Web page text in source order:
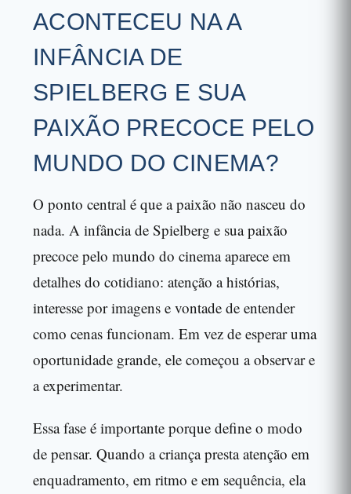
ACONTECEU NA A
INFÂNCIA DE
SPIELBERG E SUA
PAIXÃO PRECOCE PELO
MUNDO DO CINEMA?
O ponto central é que a paixão não nasceu do
nada. A infância de Spielberg e sua paixão
precoce pelo mundo do cinema aparece em
detalhes do cotidiano: atenção a histórias,
interesse por imagens e vontade de entender
como cenas funcionam. Em vez de esperar uma
oportunidade grande, ele começou a observar e
a experimentar.
Essa fase é importante porque define o modo
de pensar. Quando a criança presta atenção em
enquadramento, em ritmo e em sequência, ela